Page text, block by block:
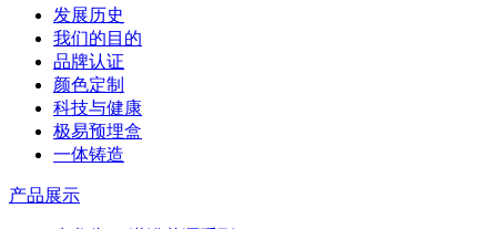
发展历史
我们的目的
品牌认证
颜色定制
科技与健康
极易预埋盒
一体铸造
产品展示